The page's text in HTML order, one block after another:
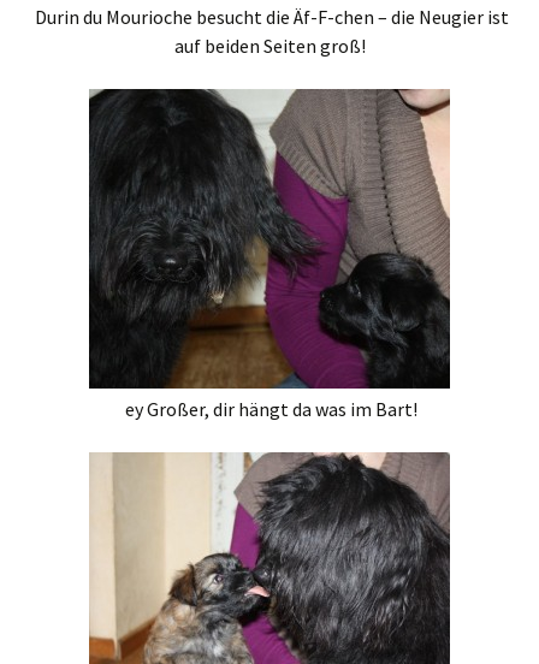
Durin du Mourioche besucht die Äf-F-chen – die Neugier ist
auf beiden Seiten groß!
ey Großer, dir hängt da was im Bart!